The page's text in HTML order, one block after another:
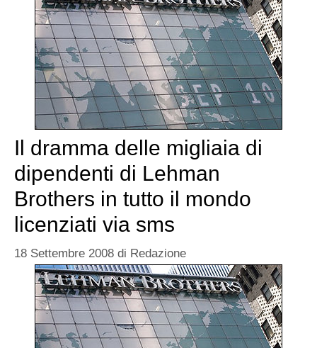
Il dramma delle migliaia di
dipendenti di Lehman
Brothers in tutto il mondo
licenziati via sms
18 Settembre 2008 di Redazione